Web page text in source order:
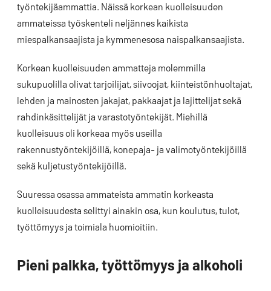
työntekijäammattia. Näissä korkean kuolleisuuden
ammateissa työskenteli neljännes kaikista
miespalkansaajista ja kymmenesosa naispalkansaajista.
Korkean kuolleisuuden ammatteja molemmilla
sukupuolilla olivat tarjoilijat, siivoojat, kiinteistönhuoltajat,
lehden ja mainosten jakajat, pakkaajat ja lajittelijat sekä
rahdinkäsittelijät ja varastotyöntekijät. Miehillä
kuolleisuus oli korkeaa myös useilla
rakennustyöntekijöillä, konepaja- ja valimotyöntekijöillä
sekä kuljetustyöntekijöillä.
Suuressa osassa ammateista ammatin korkeasta
kuolleisuudesta selittyi ainakin osa, kun koulutus, tulot,
työttömyys ja toimiala huomioitiin.
Pieni palkka, työttömyys ja alkoholi